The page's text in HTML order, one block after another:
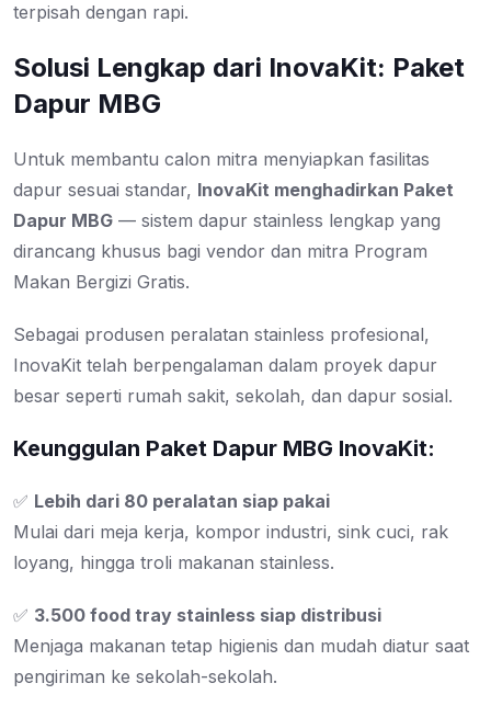
terpisah dengan rapi.
Solusi Lengkap dari InovaKit: Paket
Dapur MBG
Untuk membantu calon mitra menyiapkan fasilitas
dapur sesuai standar, InovaKit menghadirkan Paket
Dapur MBG — sistem dapur stainless lengkap yang
dirancang khusus bagi vendor dan mitra Program
Makan Bergizi Gratis.
Sebagai produsen peralatan stainless profesional,
InovaKit telah berpengalaman dalam proyek dapur
besar seperti rumah sakit, sekolah, dan dapur sosial.
Keunggulan Paket Dapur MBG InovaKit:
✅ Lebih dari 80 peralatan siap pakai
Mulai dari meja kerja, kompor industri, sink cuci, rak
loyang, hingga troli makanan stainless.
✅ 3.500 food tray stainless siap distribusi
Menjaga makanan tetap higienis dan mudah diatur saat
pengiriman ke sekolah-sekolah.